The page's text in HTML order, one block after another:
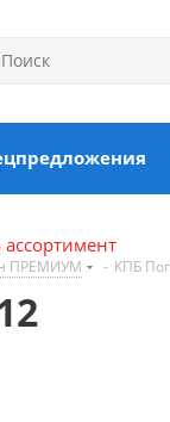
ассортимент
ПРЕМИУМ - КПБ